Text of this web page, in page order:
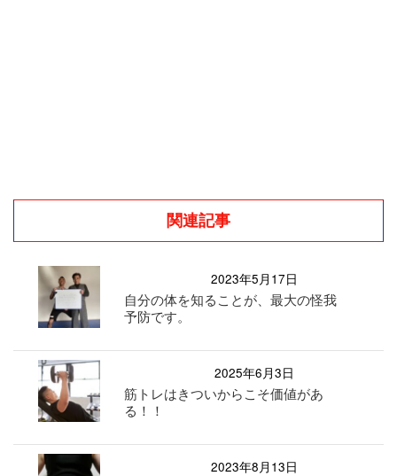
関連記事
2023年5月17日
自分の体を知ることが、最大の怪我
予防です。
2025年6月3日
筋トレはきついからこそ価値があ
る！！
2023年8月13日